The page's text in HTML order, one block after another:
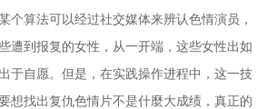
个算法可以经过社交媒体来辨认色情演员，
遭到报复的女性，从一开端，这些女性出如
于自愿。但是，在实践操作进程中，这一技
想找出复仇色情片不是什麼大成绩，真正的